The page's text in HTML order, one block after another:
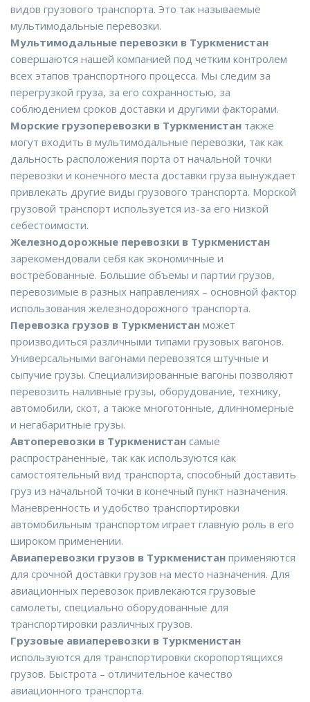
видов грузового транспорта. Это так называемые
мультимодальные перевозки.
Мультимодальные перевозки в Туркменистан
совершаются нашей компанией под четким контролем
всех этапов транспортного процесса. Мы следим за
перегрузкой груза, за его сохранностью, за
соблюдением сроков доставки и другими факторами.
Морские грузоперевозки в Туркменистан также
могут входить в мультимодальные перевозки, так как
дальность расположения порта от начальной точки
перевозки и конечного места доставки груза вынуждает
привлекать другие виды грузового транспорта. Морской
грузовой транспорт используется из-за его низкой
себестоимости.
Железнодорожные перевозки в Туркменистан
зарекомендовали себя как экономичные и
востребованные. Большие объемы и партии грузов,
перевозимые в разных направлениях – основной фактор
использования железнодорожного транспорта.
Перевозка грузов в Туркменистан может
производиться различными типами грузовых вагонов.
Универсальными вагонами перевозятся штучные и
сыпучие грузы. Специализированные вагоны позволяют
перевозить наливные грузы, оборудование, технику,
автомобили, скот, а также многотонные, длинномерные
и негабаритные грузы.
Автоперевозки в Туркменистан самые
распространенные, так как используются как
самостоятельный вид транспорта, способный доставить
груз из начальной точки в конечный пункт назначения.
Маневренность и удобство транспортировки
автомобильным транспортом играет главную роль в его
широком применении.
Авиаперевозки грузов в Туркменистан применяются
для срочной доставки грузов на место назначения. Для
авиационных перевозок привлекаются грузовые
самолеты, специально оборудованные для
транспортировки различных грузов.
Грузовые авиаперевозки в Туркменистан
используются для транспортировки скоропортящихся
грузов. Быстрота – отличительное качество
авиационного транспорта.